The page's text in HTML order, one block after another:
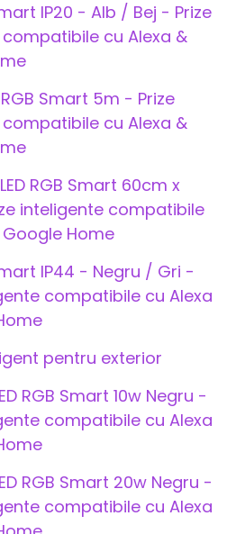
IP20 - Alb / Bej - Prize
cu Alexa &
RGB Smart 5m - Prize
cu Alexa &
RGB Smart 60cm x
inteligente compatibile
Home
IP44 - Negru / Gri -
compatibile cu Alexa
pentru exterior
RGB Smart 10w Negru -
compatibile cu Alexa
RGB Smart 20w Negru -
compatibile cu Alexa